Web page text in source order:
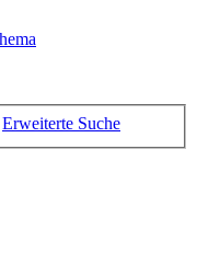
Erweiterte Suche